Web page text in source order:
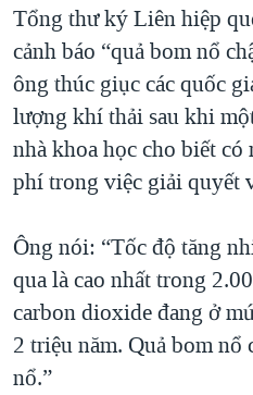
THỂ THAO
GIÁO DỤC
GROUND ZERO – XƯA VÀ
CHI PHÍ CHIẾN TRANH
CÁC GIÁ TRỊ CỘNG HÒA Ở
THƯỢNG ĐỈNH TRUMP-KIM
TRỊNH VĨNH BÌNH VS.
BÊN KIA QUỐC LỘ: TIẾNG
QUAN HỆ VIỆT MỸ
Tổng thư ký Liên hiệp
cảnh báo “quả bom nổ
ông thúc giục các quốc
lượng khí thải sau khi
nhà khoa học cho biết
phí trong việc giải quyết
Ông nói: “Tốc độ tăng
qua là cao nhất trong
carbon dioxide đang ở
2 triệu năm. Quả bom nổ
nổ.”